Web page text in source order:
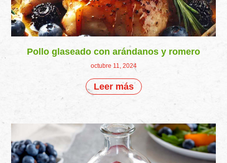
Pollo glaseado con arándanos y romero
octubre 11, 2024
Leer más